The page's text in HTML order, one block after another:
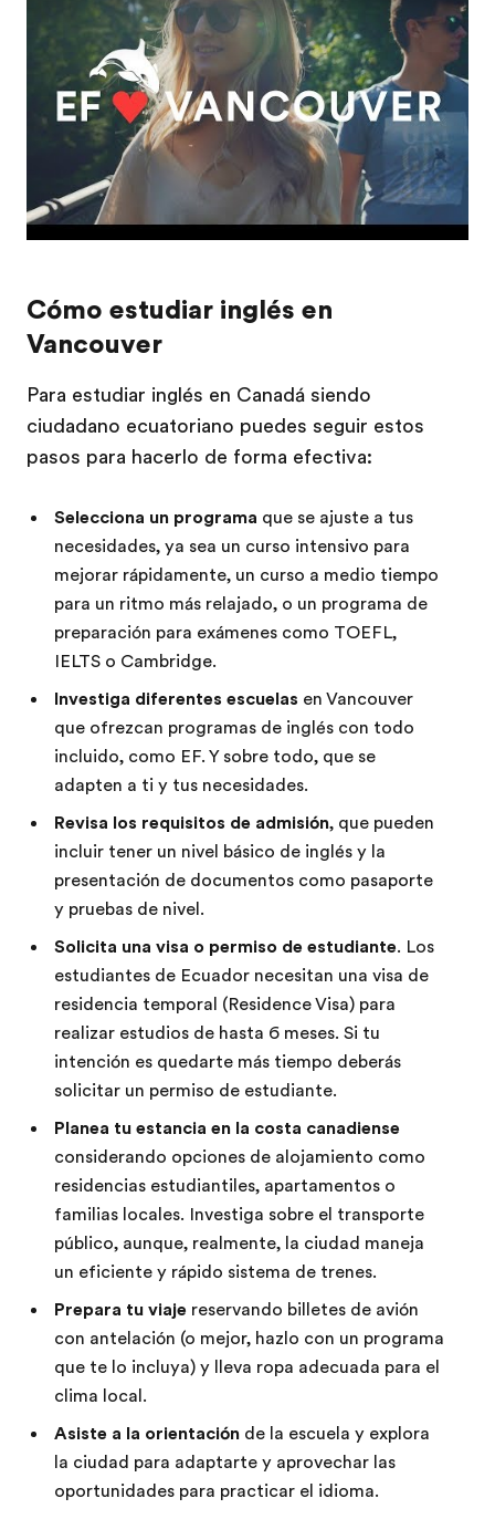
Cómo estudiar inglés en
Vancouver
Para estudiar inglés en Canadá siendo
ciudadano ecuatoriano puedes seguir estos
pasos para hacerlo de forma efectiva:
Selecciona un programa que se ajuste a tus
necesidades, ya sea un curso intensivo para
mejorar rápidamente, un curso a medio tiempo
para un ritmo más relajado, o un programa de
preparación para exámenes como TOEFL,
IELTS o Cambridge.
Investiga diferentes escuelas en Vancouver
que ofrezcan programas de inglés con todo
incluido, como EF. Y sobre todo, que se
adapten a ti y tus necesidades.
Revisa los requisitos de admisión, que pueden
incluir tener un nivel básico de inglés y la
presentación de documentos como pasaporte
y pruebas de nivel.
Solicita una visa o permiso de estudiante. Los
estudiantes de Ecuador necesitan una visa de
residencia temporal (Residence Visa) para
realizar estudios de hasta 6 meses. Si tu
intención es quedarte más tiempo deberás
solicitar un permiso de estudiante.
Planea tu estancia en la costa canadiense
considerando opciones de alojamiento como
residencias estudiantiles, apartamentos o
familias locales. Investiga sobre el transporte
público, aunque, realmente, la ciudad maneja
un eficiente y rápido sistema de trenes.
Prepara tu viaje reservando billetes de avión
con antelación (o mejor, hazlo con un programa
que te lo incluya) y lleva ropa adecuada para el
clima local.
Asiste a la orientación de la escuela y explora
la ciudad para adaptarte y aprovechar las
oportunidades para practicar el idioma.